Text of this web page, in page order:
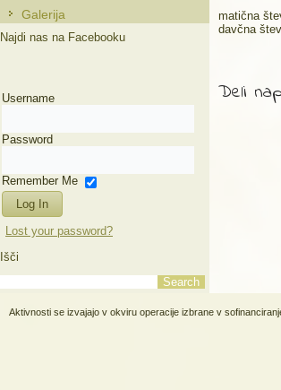
Galerija
Najdi nas na Facebooku
Username
Password
Remember Me
Lost your password?
Išči
matična
davčna
Deli
Aktivnosti se izvajajo v okviru operacije izbrane v